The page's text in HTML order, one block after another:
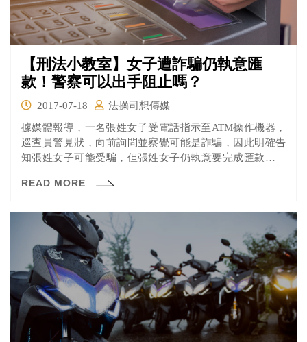
【刑法小教室】女子遭詐騙仍執意匯
款！警察可以出手阻止嗎？
2017-07-18
法操司想傳媒
據媒體報導，一名張姓女子受電話指示至ATM操作機器，
巡查員警見狀，向前詢問並察覺可能是詐騙，因此明確告
知張姓女子可能受騙，但張姓女子仍執意要完成匯款，在
騙，然而已損失五萬多元。
READ MORE